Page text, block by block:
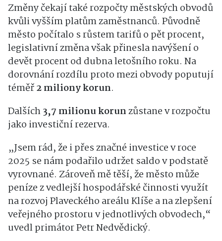
Změny čekají také rozpočty městských obvodů
kvůli vyšším platům zaměstnanců. Původně
město počítalo s růstem tarifů o pět procent,
legislativní změna však přinesla navýšení o
devět procent od dubna letošního roku. Na
dorovnání rozdílu proto mezi obvody poputují
téměř2 miliony korun.
Dalších3,7 milionu korunzůstane v rozpočtu
jako investiční rezerva.
„Jsem rád, že i přes značné investice v roce
2025 se nám podařilo udržet saldo v podstatě
vyrovnané. Zároveň mě těší, že město může
peníze z vedlejší hospodářské činnosti využít
na rozvoj Plaveckého areálu Klíše a na zlepšení
veřejného prostoru v jednotlivých obvodech,“
uvedl primátor Petr Nedvědický.